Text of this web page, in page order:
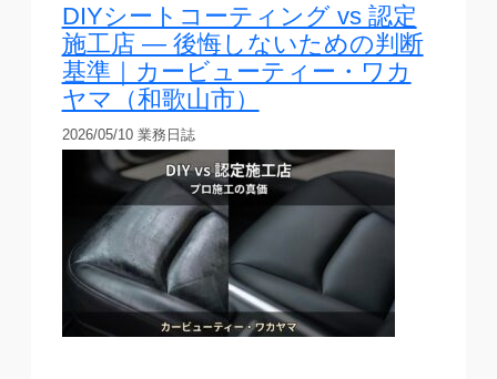
DIYシートコーティング vs 認定
施工店 — 後悔しないための判断
基準｜カービューティー・ワカ
ヤマ（和歌山市）
2026/05/10 業務日誌